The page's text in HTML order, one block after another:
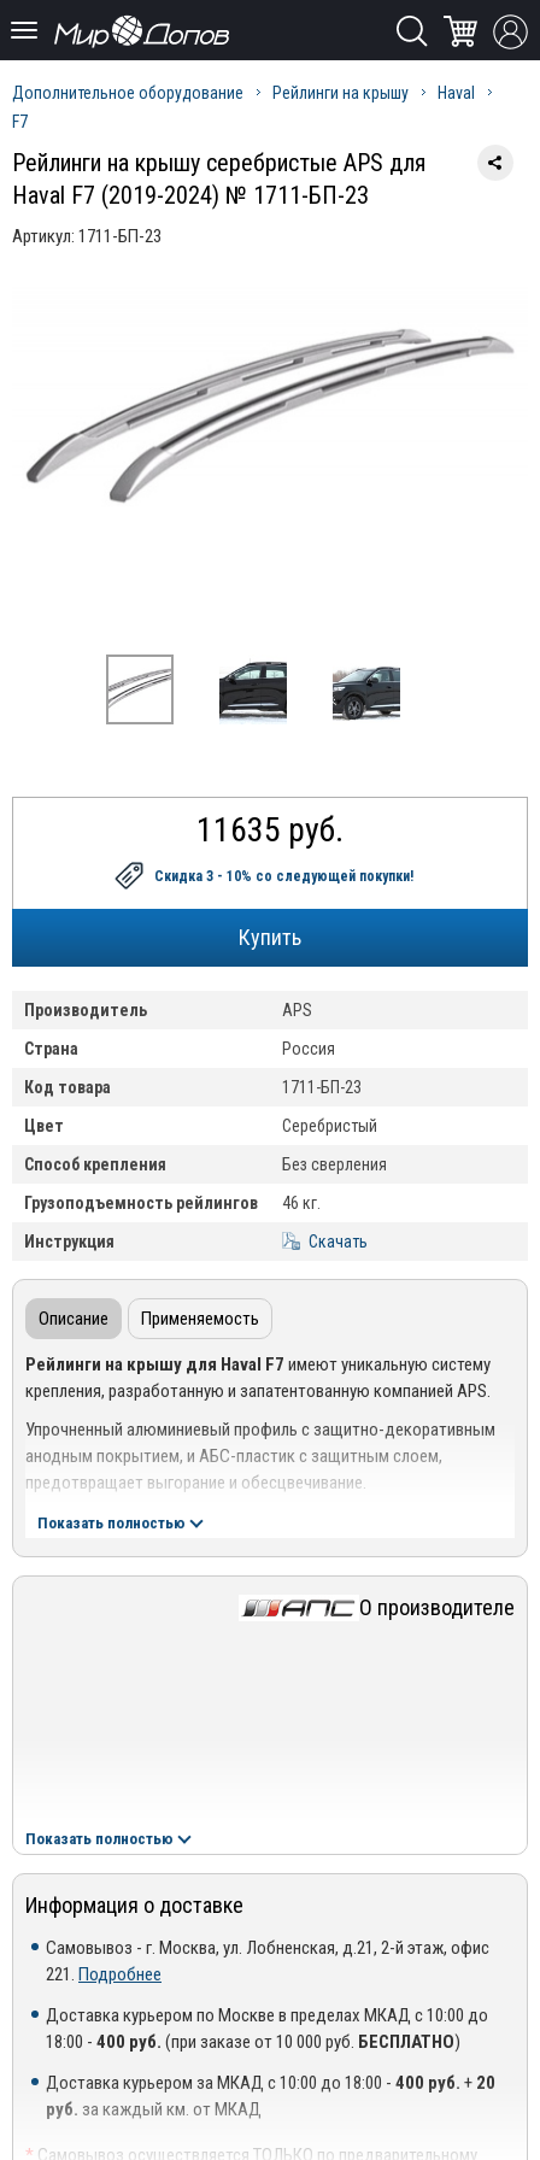
Дополнительное оборудование Рейлинги на крышу
Haval
F7
Рейлинги на крышу серебристые APS для
Haval F7 (2019-2024) № 1711-БП-23
Артикул: 1711-БП-23
11635 руб.
Скидка 3 - 10% со следующей покупки!
Производитель
APS
Страна
Россия
Код товара
1711-БП-23
Цвет
Серебристый
Способ крепления
Без сверления
Грузоподъемность рейлингов
46 кг.
Инструкция
Скачать
Описание Применяемость
Рейлинги на крышу для Haval F7 имеют уникальную систему
крепления, разработанную и запатентованную компанией APS.
Упрочненный алюминиевый профиль с защитно-декоративным
анодным покрытием, и АБС-пластик с защитным слоем,
предотвращает выгорание и обесцвечивание.
Способ установки:
автомобиля при помощи винтового соединения, без приклейки к
поверхности крыши. Устанавливаются вместо штатных
декоративный рейлингов, выполненных из пластика. Крепление
рейлингов с каждой стороны осуществляется на четыре точки
Показать полностью
О производителе
Показать полностью
Информация о доставке
Самовывоз - г. Москва, ул. Лобненская, д.21, 2-й этаж, офис
221. Подробнее
Доставка курьером по Москве в пределах МКАД с 10:00 до
18:00 - 400 руб. (при заказе от 10 000 руб. БЕСПЛАТНО)
Доставка курьером за МКАД с 10:00 до 18:00 - 400 руб. + 20
руб. за каждый км. от МКАД
* Самовывоз осуществляется ТОЛЬКО по предварительному